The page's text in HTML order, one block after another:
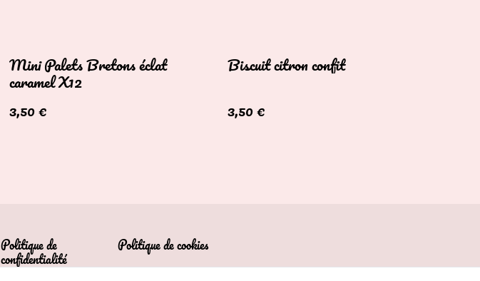
Mini Palets Bretons éclat
caramel X12
3,50 €
Biscuit citron confit
3,50 €
Politique de
confidentialité
Politique de cookies